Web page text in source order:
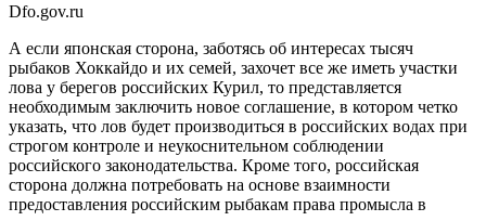
Dfo.gov.ru
А если японская сторона, заботясь об интересах тысяч
рыбаков Хоккайдо и их семей, захочет все же иметь участки
лова у берегов российских Курил, то представляется
необходимым заключить новое соглашение, в котором четко
указать, что лов будет производиться в российских водах при
строгом контроле и неукоснительном соблюдении
российского законодательства. Кроме того, российская
сторона должна потребовать на основе взаимности
предоставления российским рыбакам права промысла в